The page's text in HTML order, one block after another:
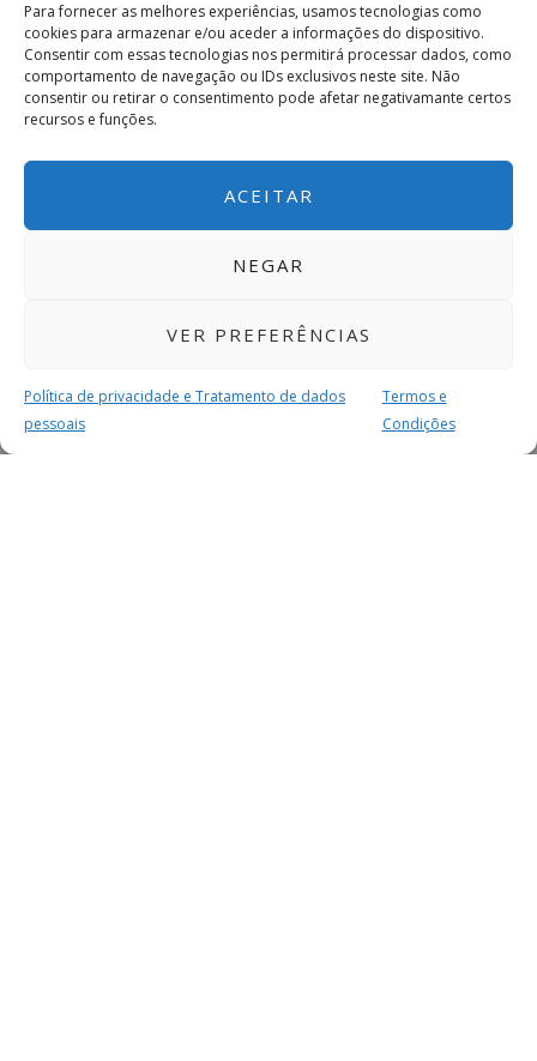
Para fornecer as melhores experiências, usamos tecnologias como
cookies para armazenar e/ou aceder a informações do dispositivo.
Consentir com essas tecnologias nos permitirá processar dados, como
comportamento de navegação ou IDs exclusivos neste site. Não
consentir ou retirar o consentimento pode afetar negativamante certos
recursos e funções.
ACEITAR
NEGAR
VER PREFERÊNCIAS
Política de privacidade e Tratamento de dados
pessoais
Termos e
Condições